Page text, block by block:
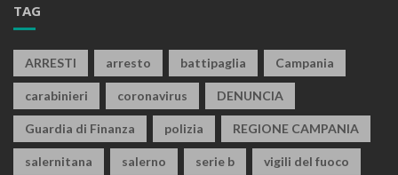
TAG
ARRESTI arresto battipaglia Campania
carabinieri coronavirus DENUNCIA
Guardia di Finanza polizia REGIONE CAMPANIA
salernitana salerno serie b vigili del fuoco